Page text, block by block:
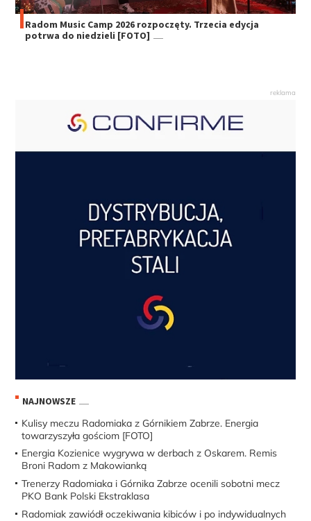
Radom Music Camp 2026 rozpoczęty. Trzecia edycja
potrwa do niedzieli [FOTO]
NAJNOWSZE
Kulisy meczu Radomiaka z Górnikiem Zabrze. Energia
towarzyszyła gościom [FOTO]
Energia Kozienice wygrywa w derbach z Oskarem. Remis
Broni Radom z Makowianką
Trenerzy Radomiaka i Górnika Zabrze ocenili sobotni mecz
PKO Bank Polski Ekstraklasa
Radomiak zawiódł oczekiwania kibiców i po indywidualnych